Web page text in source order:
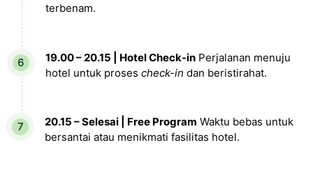
terbenam.
19.00 – 20.15 | Hotel Check-in Perjalanan menuju
hotel untuk proses check-in dan beristirahat.
20.15 – Selesai | Free Program Waktu bebas untuk
bersantai atau menikmati fasilitas hotel.